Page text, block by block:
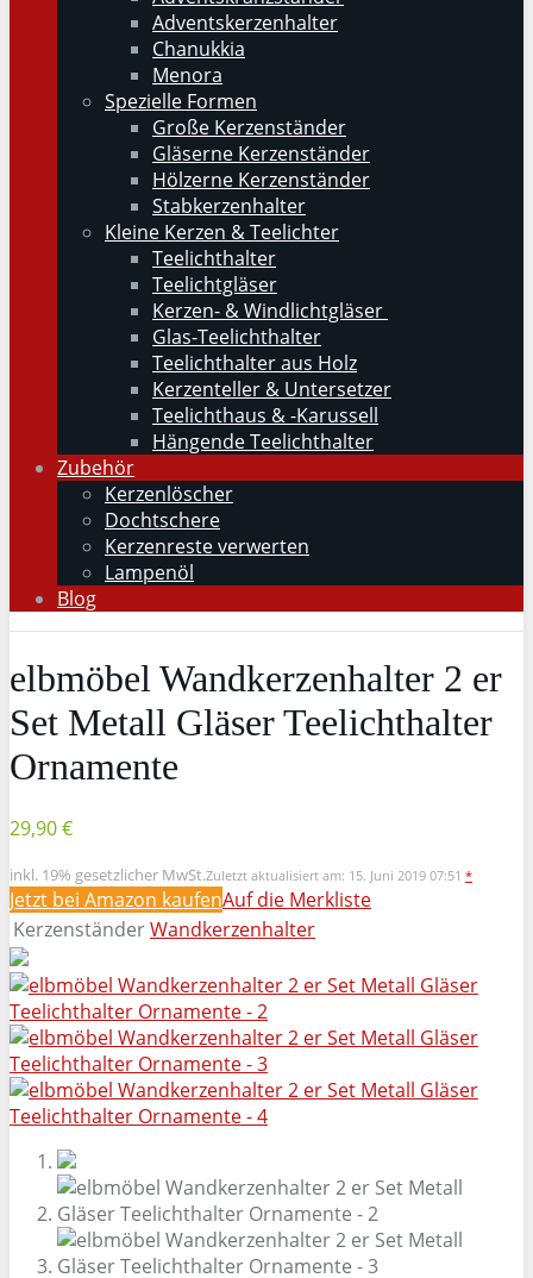
Adventskerzenhalter
Chanukkia
Menora
Spezielle Formen
Große Kerzenständer
Gläserne Kerzenständer
Hölzerne Kerzenständer
Stabkerzenhalter
Kleine Kerzen & Teelichter
Teelichthalter
Teelichtgläser
Kerzen- & Windlichtgläser
Glas-Teelichthalter
Teelichthalter aus Holz
Kerzenteller & Untersetzer
Teelichthaus & -Karussell
Hängende Teelichthalter
Zubehör
Kerzenlöscher
Dochtschere
Kerzenreste verwerten
Lampenöl
Blog
elbmöbel Wandkerzenhalter 2 er
Set Metall Gläser Teelichthalter
Ornamente
29,90 €
inkl. 19% gesetzlicher MwSt.Zuletzt aktualisiert am: 15. Juni 2019 07:51 *
Jetzt bei Amazon kaufenAuf die Merkliste
KerzenständerWandkerzenhalter